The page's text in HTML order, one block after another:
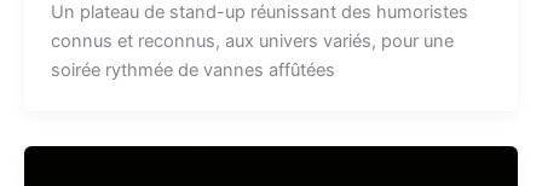
Un plateau de stand-up réunissant des humoristes
connus et reconnus, aux univers variés, pour une
soirée rythmée de vannes affûtées